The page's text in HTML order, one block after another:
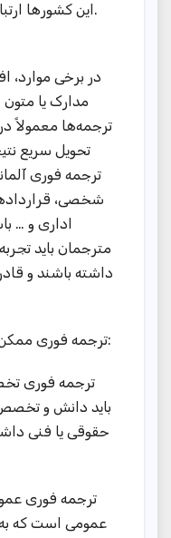
این کشورها ارتباط برقرار کنند، بسیار مهم است.
در برخی موارد،
مدارک یا متون
ترجمه‌ها معمولاً
تحویل سریع
ترجمه فوری
شخصی،
اداری و …
مترجمان باید
داشته باشند و
ترجمه فوری ممکن است به دو دسته تقسیم شود:
ترجمه فوری
باید دانش و
حقوقی یا فنی
ترجمه فوری
عمومی است که